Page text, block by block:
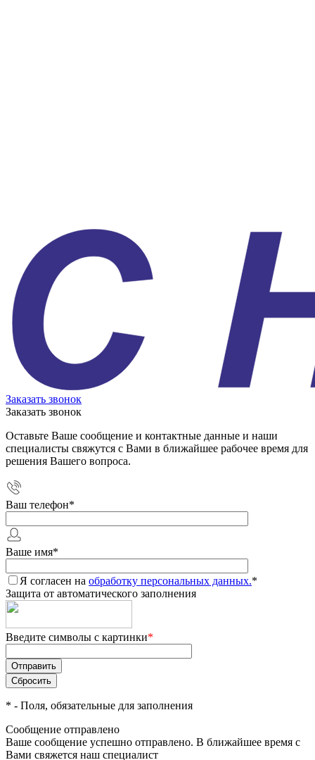
Заказать звонок
Заказать звонок
Оставьте Ваше сообщение и контактные данные и наши
специалисты свяжутся с Вами в ближайшее рабочее время для
решения Вашего вопроса.
Ваш телефон*
Ваше имя*
Я согласен на обработку персональных данных.*
Защита от автоматического заполнения
Введите символы с картинки*
* - Поля, обязательные для заполнения
Сообщение отправлено
Ваше сообщение успешно отправлено. В ближайшее время с
Вами свяжется наш специалист